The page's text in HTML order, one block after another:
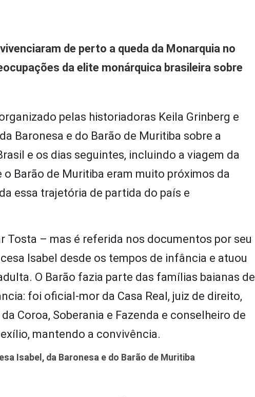
de perto a queda da Monarquia no
da elite monárquica brasileira sobre
pelas historiadoras Keila Grinberg e
Baronesa e do Barão de Muritiba sobre a
e os dias seguintes, incluindo a viagem da
Barão de Muritiba eram muito próximos da
essa trajetória de partida do país e
Tosta – mas é referida nos documentos por seu
Isabel desde os tempos de infância e atuou
O Barão fazia parte das famílias baianas de
foi oficial-mor da Casa Real, juiz de direito,
Coroa, Soberania e Fazenda e conselheiro de
mantendo a convivência.
Isabel, da Baronesa e do Barão de Muritiba